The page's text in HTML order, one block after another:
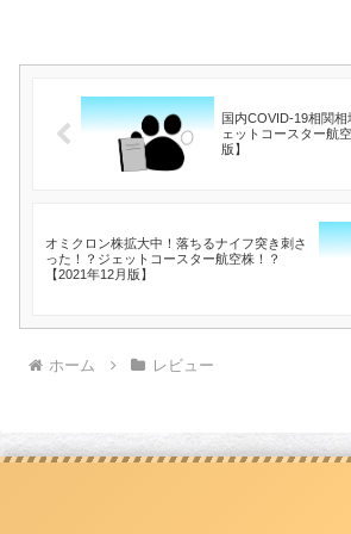
国内COVID-19相関
ェットコースター航
版】
オミクロン株拡大中！落ちるナイフ突き刺さ
った！？ジェットコースター航空株！？
【2021年12月版】
ホーム レビュー